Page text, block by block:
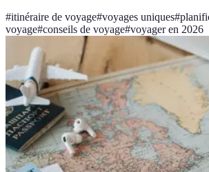
#itinéraire de voyage#voyages uniques#
voyage#conseils de voyage#voyager en 2026